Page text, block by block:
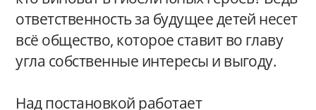
ответственность за будущее детей несет
всё общество, которое ставит во главу
угла собственные интересы и выгоду.
Над постановкой работает